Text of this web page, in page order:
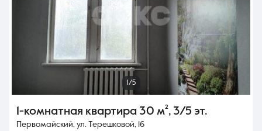
1/5
1-комнатная квартира 30 м², 3/5 эт.
Первомайский, ул. Терешковой, 16